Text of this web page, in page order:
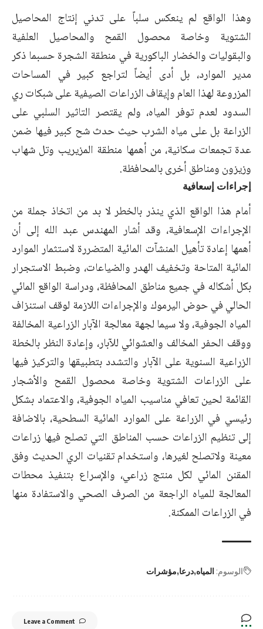
وهذا الواقع لم ينعكس سلباً على تدني إنتاج المحاصيل
الشتوية وخاصة محصول القمح والمحاصيل العلفية
والبقوليات والخضار الباكورية في منطقة الشجرة حسبما ذكر
مدير الموارد، بل أدى أيضاً لتراجع كبير في المساحات
المزروعة لهذا العام وإيقاف الزراعات الصيفية على شبكات ري
السدود لعدم توفر المياه، ولم يقتصر التاثير السلبي على
الزراعة بل على مياه الشرب حيث حدث شح كبير فيها ضمن
عدة تجمعات سكانية، من أهمها منطقة المزيريب وتل شهاب
وزيزون ومناطق أخرى بالمحافظة.
إجراءات إسعافية
أمام هذا الواقع الذي ينذر بالخطر لا بد من اتخاذ جملة من
الإجراءات الإسعافية، وقد أشار المهندس عبد الله إلى أن
أهمها إعادة تأهيل المنشآت المائية المتضررة لاستثمار الموارد
المائية المتاحة وتخفيف الهدر والضياعات، وضبط الاستجرار
بكل أشكاله في جميع مناطق المحافظة، ودراسة الواقع المائي
الحالي في حوض اليرموك والإجراءات اللازمة لوقف استنزاف
المياه الجوفية، ولا سيما لجهة معالجة الآبار الزراعية المخالفة
ووقف الحفر المخالف والعشوائي للآبار، وإعادة النظر بالخطة
الزراعية السنوية على الآبار والتشدد بتطبيقها والتركيز فيها
على الزراعات الشتوية وخاصة محصول القمح والأشجار
القائمة لحين تعافي مناسيب المياه الجوفية، والاعتماد بشكل
رئيسي في الزراعة على الموارد المائية السطحية، بالاضافة
إلى تنظيم الزراعات حسب المناطق التي تصلح فيها زراعات
معينة ولاتصلح لغيرها، واستخدام تقنيات الري الحديث وفق
المقنن المائي لكل منتج زراعي، والإسراع بتنفيذ محطات
المعالجة للمياه الراجعة من الصرف الصحي والاستفادة منها
في الزراعات الممكنة.
الوسوم: المياه درعا مؤشرات
Leave a Comment